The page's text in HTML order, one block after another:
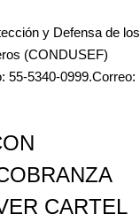
y Defensa de los
(CONDUSEF)
55-5340-0999.Correo:
CARTEL